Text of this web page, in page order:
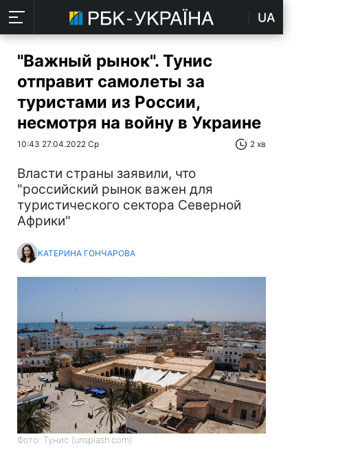
UA
"Важный рынок". Тунис
отправит самолеты за
туристами из России,
несмотря на войну в Украине
10:43 27.04.2022 Ср 2 хв
Власти страны заявили, что
"российский рынок важен для
туристического сектора Северной
Африки"
КАТЕРИНА ГОНЧАРОВА
Фото: Тунис (unsplash.com)